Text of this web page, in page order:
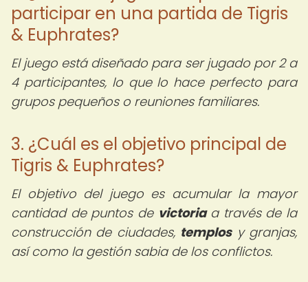
participar en una partida de Tigris
& Euphrates?
El juego está diseñado para ser jugado por 2 a
4 participantes, lo que lo hace perfecto para
grupos pequeños o reuniones familiares.
3. ¿Cuál es el objetivo principal de
Tigris & Euphrates?
El objetivo del juego es acumular la mayor
cantidad de puntos de victoriaa través de la
construcción de ciudades, templosy granjas,
así como la gestión sabia de los conflictos.